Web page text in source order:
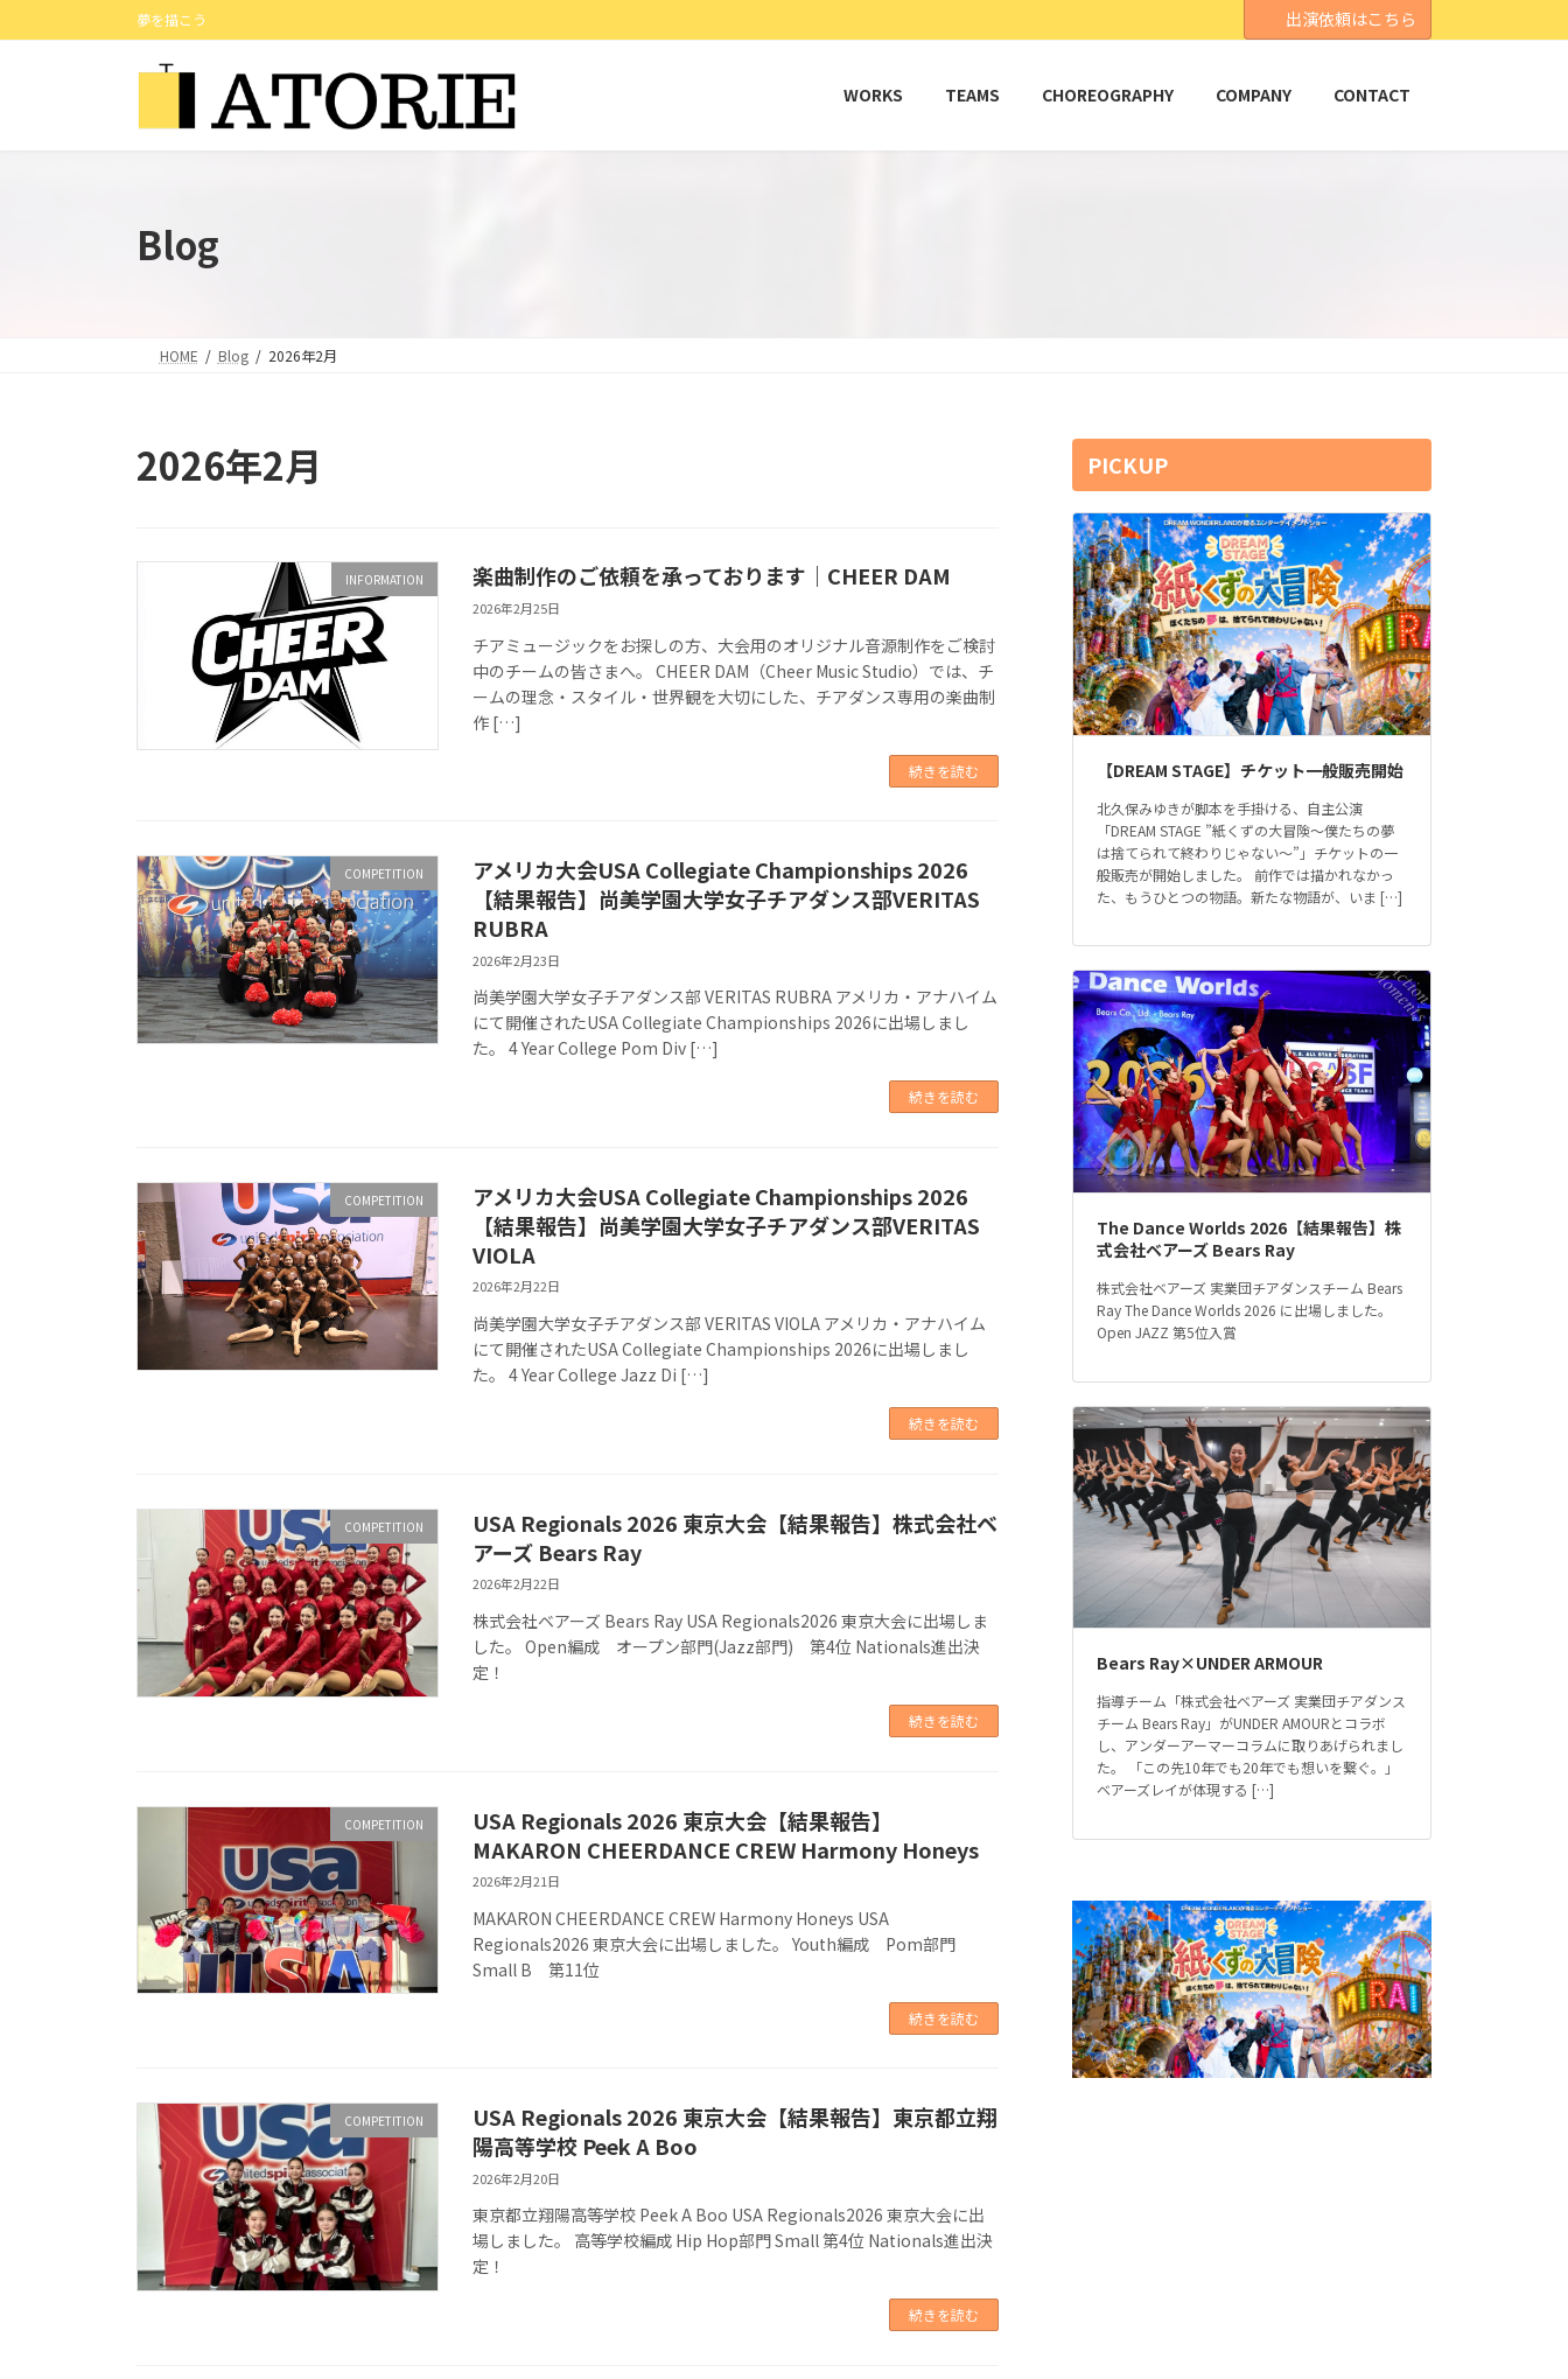
ン
ビ
夢を描こう 出演依頼はこちら
WORKS TEAMS CHOREOGRAPHY COMPANY CONTACT
Blog
HOME Blog 2026年2月
2026年2月
INFORMATION 楽曲制作のご依頼を承っております｜CHEER DAM
2026年2月25日
チアミュージックをお探しの方、大会用のオリジナル音源制作をご検討
中のチームの皆さまへ。 CHEER DAM（Cheer Music Studio）では、チ
ームの理念・スタイル・世界観を大切にした、チアダンス専用の楽曲制
作 […]
続きを読む
COMPETITION
アメリカ大会USA Collegiate Championships 2026
【結果報告】尚美学園大学女子チアダンス部VERITAS
RUBRA
2026年2月23日
尚美学園大学女子チアダンス部 VERITAS RUBRA アメリカ・アナハイム
にて開催されたUSA Collegiate Championships 2026に出場しまし
た。 4 Year College Pom Div […]
続きを読む
COMPETITION
アメリカ大会USA Collegiate Championships 2026
【結果報告】尚美学園大学女子チアダンス部VERITAS
VIOLA
2026年2月22日
尚美学園大学女子チアダンス部 VERITAS VIOLA アメリカ・アナハイム
にて開催されたUSA Collegiate Championships 2026に出場しまし
た。 4 Year College Jazz Di […]
続きを読む
COMPETITION
USA Regionals 2026 東京大会【結果報告】株式会社ベ
アーズ Bears Ray
2026年2月22日
株式会社ベアーズ Bears Ray USA Regionals2026 東京大会に出場しま
した。 Open編成 オープン部門(Jazz部門) 第4位 Nationals進出決
定！
続きを読む
COMPETITION
USA Regionals 2026 東京大会【結果報告】
MAKARON CHEERDANCE CREW Harmony Honeys
2026年2月21日
MAKARON CHEERDANCE CREW Harmony Honeys USA
Regionals2026 東京大会に出場しました。 Youth編成 Pom部門
Small B 第11位
続きを読む
COMPETITION
USA Regionals 2026 東京大会【結果報告】東京都立翔
陽高等学校 Peek A Boo
2026年2月20日
東京都立翔陽高等学校 Peek A Boo USA Regionals2026 東京大会に出
場しました。 高等学校編成 Hip Hop部門 Small 第4位 Nationals進出決
定！
続きを読む
PICKUP
【DREAM STAGE】チケット一般販売開始
北久保みゆきが脚本を手掛ける、自主公演
「DREAM STAGE ”紙くずの大冒険～僕たちの夢
は捨てられて終わりじゃない～”」チケットの一
般販売が開始しました。 前作では描かれなかっ
た、もうひとつの物語。新たな物語が、いま […]
The Dance Worlds 2026【結果報告】株
式会社ベアーズ Bears Ray
株式会社ベアーズ 実業団チアダンスチーム Bears
Ray The Dance Worlds 2026 に出場しました。
Open JAZZ 第5位入賞
Bears Ray×UNDER ARMOUR
指導チーム「株式会社ベアーズ 実業団チアダンス
チーム Bears Ray」がUNDER AMOURとコラボ
し、アンダーアーマーコラムに取りあげられまし
た。 「この先10年でも20年でも想いを繋ぐ。」
ベアーズレイが体現する […]